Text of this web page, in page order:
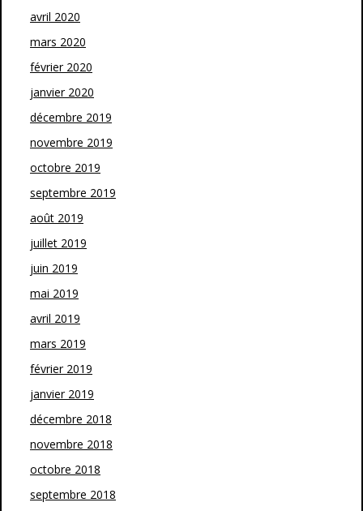
avril 2020
mars 2020
février 2020
janvier 2020
décembre 2019
novembre 2019
octobre 2019
septembre 2019
août 2019
juillet 2019
juin 2019
mai 2019
avril 2019
mars 2019
février 2019
janvier 2019
décembre 2018
novembre 2018
octobre 2018
septembre 2018